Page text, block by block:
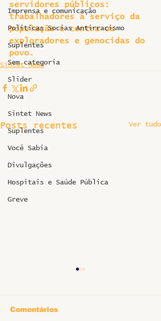
Imprensa e comunicação
Politicas Socias Antirracismo
Suplentes
Sem categoria
Slider
Nova
Sintet News
Suplentes
Você Sabia
Divulgações
Hospitais e Saúde Pública
Greve
servidores públicos:
trabalhadores à serviço da
população e contra os
exploradores e genocidas do
povo.
Sintet News
Posts recentes Ver tudo
Comentários